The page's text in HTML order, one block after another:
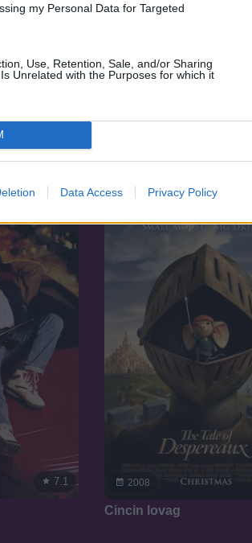
my Personal Data for Targeted
Use, Retention, Sale, and/or Sharing
Unrelated with the Purposes for which it
Data Access Privacy Policy
hajnala
7.1 2008
Cincin lovag